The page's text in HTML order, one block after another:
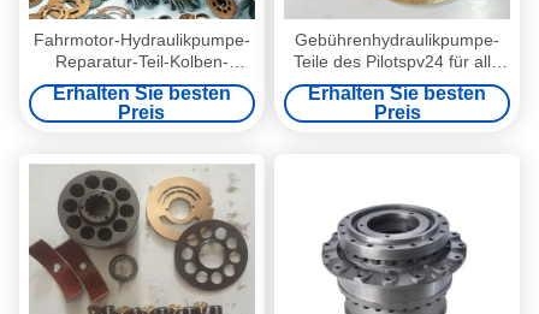
Fahrmotor-Hydraulikpumpe-
Reparatur-Teil-Kolben-
Zylinderblock-Ventil
eingeschlossen
Erhalten Sie besten
Preis
Gebührenhydraulikpumpe-
Teile des Pilotspv24 für alle
Marken der Bagger-
Reparatur
Erhalten Sie besten
Preis